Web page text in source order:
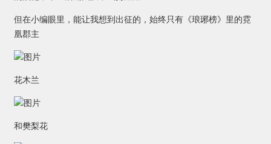
但在小编眼里，能让我想到出征的，始终只有《琅琊榜》里的霓
凰郡主
花木兰
和樊梨花